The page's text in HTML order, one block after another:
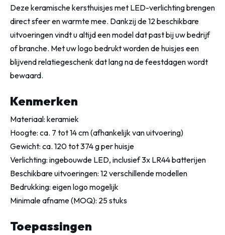
Deze keramische kersthuisjes met LED-verlichting brengen
direct sfeer en warmte mee. Dankzij de 12 beschikbare
uitvoeringen vindt u altijd een model dat past bij uw bedrijf
of branche. Met uw logo bedrukt worden de huisjes een
blijvend relatiegeschenk dat lang na de feestdagen wordt
bewaard.
Kenmerken
Materiaal: keramiek
Hoogte: ca. 7 tot 14 cm (afhankelijk van uitvoering)
Gewicht: ca. 120 tot 374 g per huisje
Verlichting: ingebouwde LED, inclusief 3x LR44 batterijen
Beschikbare uitvoeringen: 12 verschillende modellen
Bedrukking: eigen logo mogelijk
Minimale afname (MOQ): 25 stuks
Toepassingen